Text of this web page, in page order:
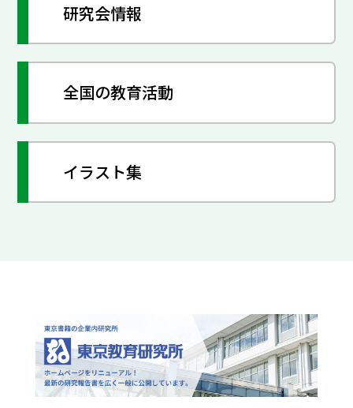
研究会情報
全国の教育活動
イラスト集